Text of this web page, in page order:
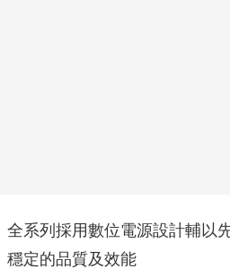
全系列採用數位電源設計輔以
穩定的品質及效能